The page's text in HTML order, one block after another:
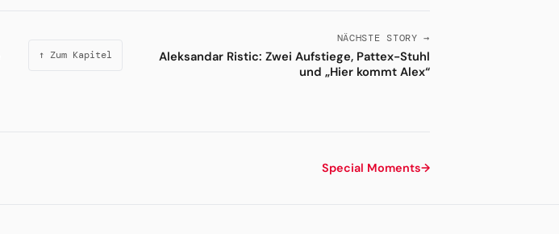
↑ Zum Kapitel
NÄCHSTE STORY →
Aleksandar Ristic: Zwei Aufstiege, Pattex-Stuhl
und „Hier kommt Alex“
Special Moments→